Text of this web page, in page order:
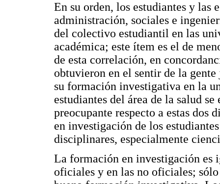
En su orden, los estudiantes y las
administración, sociales e
del colectivo estudiantil en las
académica; este ítem es el de
de esta correlación, en
obtuvieron en el sentir de la
su formación investigativa en la
estudiantes del área de la salud
preocupante respecto a estas dos
en investigación de los
disciplinares, especialmente
La formación en investigación es
oficiales y en las no oficiales;